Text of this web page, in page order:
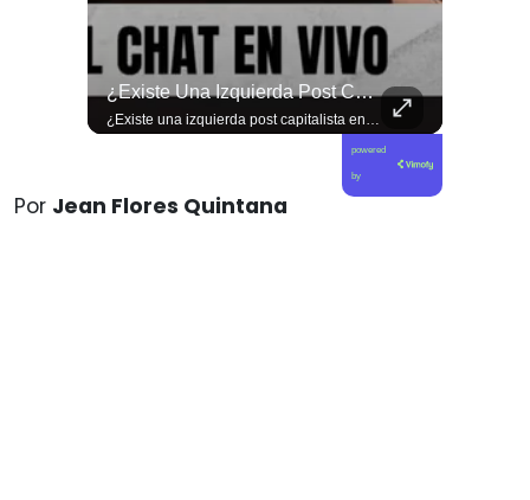
¿Existe Una Izquierda Post Capitalista En Chile?
¿Existe una izquierda post capitalista en Chile? 🤔 Esta semana tuvimos panelazo en Gobierno de Emergencia con @giordanociudadano @jpsanhuezatortella y @naticastilloabogada 🔥
powered
by
Por Jean Flores Quintana